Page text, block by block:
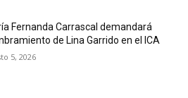
Fernanda Carrascal demandará
de Lina Garrido en el ICA
5, 2026